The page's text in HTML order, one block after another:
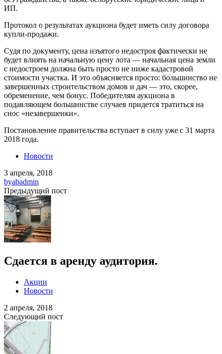
ИП.
Протокол о результатах аукциона будет иметь силу договора
купли-продажи.
Судя по документу, цена изъятого недостроя фактически не
будет влиять на начальную цену лота — начальная цена земли
с недостроем должна быть просто не ниже кадастровой
стоимости участка. И это объясняется просто: большинство не
завершенных строительством домов и дач — это, скорее,
обременение, чем бонус. Победителям аукциона в
подавляющем большинстве случаев придется тратиться на
снос «незавершенки».
Постановление правительства вступает в силу уже с 31 марта
2018 года.
Новости
3 апреля, 2018
byabadmin
Предыдущий пост
Сдается в аренду аудитория.
Акции
Новости
2 апреля, 2018
Следующий пост